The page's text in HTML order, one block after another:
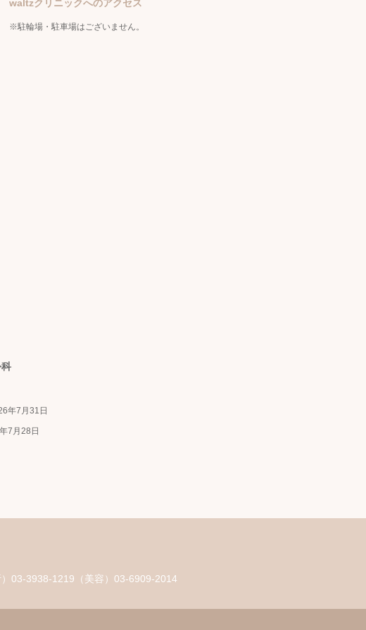
waltzクリニックへのアクセス
※駐輪場・駐車場はございません。
年7月31日
7月28日
）03-3938-1219（美容）03-6909-2014